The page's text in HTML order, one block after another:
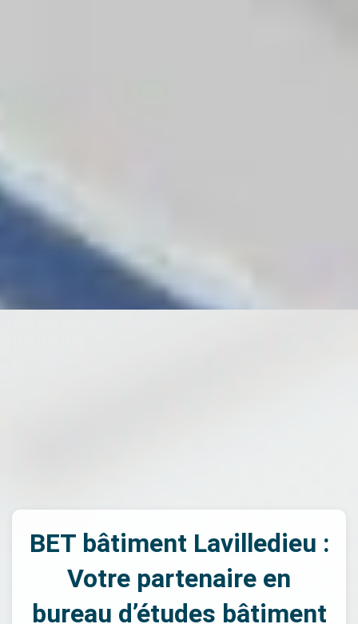
BET bâtiment Lavilledieu :
Votre partenaire en
bureau d’études bâtiment